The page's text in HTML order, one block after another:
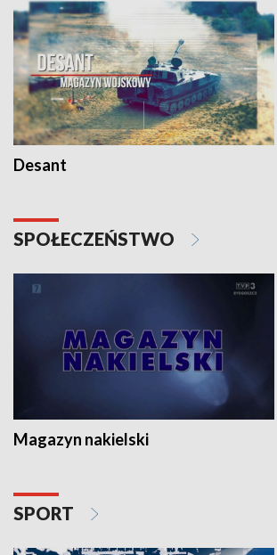
Desant
SPOŁECZEŃSTWO
Magazyn nakielski
SPORT